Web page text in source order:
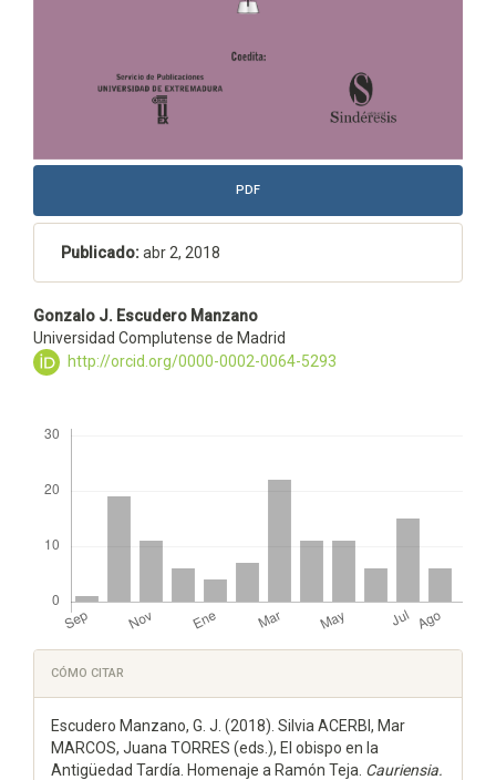
PDF
Publicado:abr 2, 2018
Contenido
principal
artículo
Gonzalo J. Escudero Manzano
Universidad Complutense de Madrid
http://orcid.org/0000-0002-0064-5293
Detalles
del
artículo
CÓMO CITAR
Escudero Manzano, G. J. (2018). Silvia ACERBI, Mar
MARCOS, Juana TORRES (eds.), El obispo en la
Antigüedad Tardía. Homenaje a Ramón Teja. Cauriensia.